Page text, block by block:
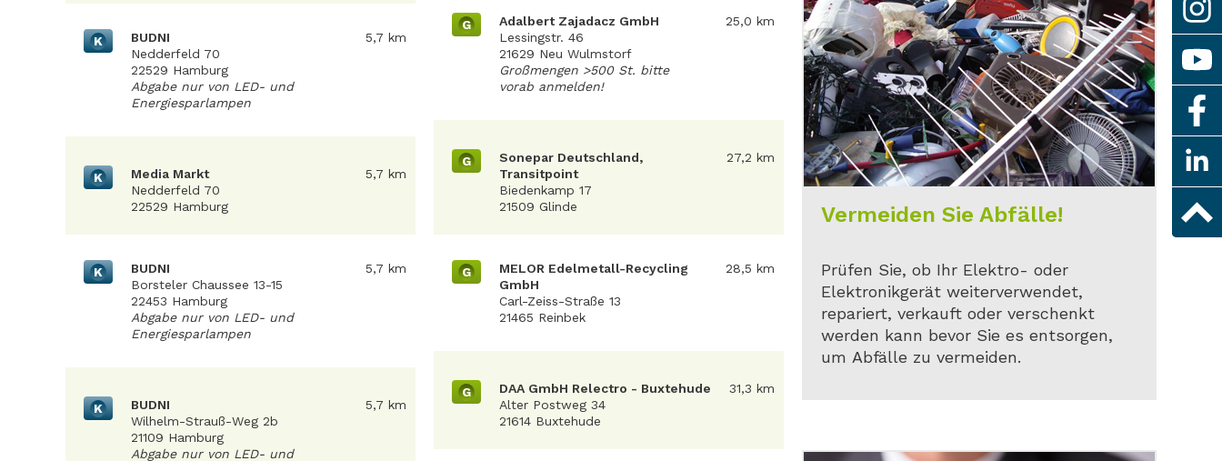
K
BUDNI
Nedderfeld 70
22529 Hamburg
Abgabe nur von LED- und
Energiesparlampen
5,7 km
K
Media Markt
Nedderfeld 70
22529 Hamburg
5,7 km
K
BUDNI
Borsteler Chaussee 13-15
22453 Hamburg
Abgabe nur von LED- und
Energiesparlampen
5,7 km
K
BUDNI
Wilhelm-Strauß-Weg 2b
21109 Hamburg
Abgabe nur von LED- und
5,7 km
G
Adalbert Zajadacz GmbH
Lessingstr. 46
21629 Neu Wulmstorf
Großmengen >500 St. bitte
vorab anmelden!
25,0 km
G
Sonepar Deutschland,
Transitpoint
Biedenkamp 17
21509 Glinde
27,2 km
G
MELOR Edelmetall-Recycling
GmbH
Carl-Zeiss-Straße 13
21465 Reinbek
28,5 km
G
DAA GmbH Relectro - Buxtehude
Alter Postweg 34
21614 Buxtehude
31,3 km
Vermeiden Sie Abfälle!
Prüfen Sie, ob Ihr Elektro- oder
Elektronikgerät weiterverwendet,
repariert, verkauft oder verschenkt
werden kann bevor Sie es entsorgen,
um Abfälle zu vermeiden.